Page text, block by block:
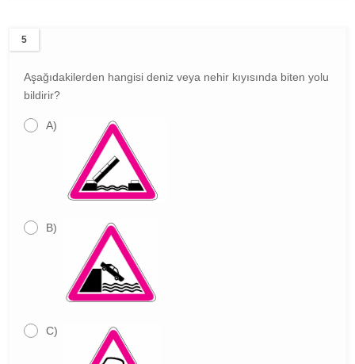
5
Aşağıdakilerden hangisi deniz veya nehir kıyısında biten yolu
bildirir?
A)
B)
C)